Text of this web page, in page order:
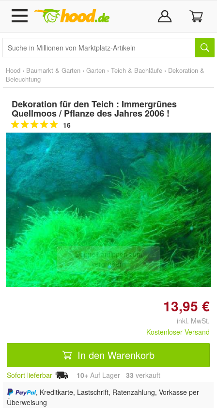
Hood › Baumarkt & Garten › Garten › Teich & Bachläufe › Dekoration &
Beleuchtung
Dekoration für den Teich : Immergrünes
Quellmoos / Pflanze des Jahres 2006 !
16
Doppelt antippen zum
vergrößern
13,95 €
inkl. MwSt.
Kostenloser Versand
In den Warenkorb
Sofort lieferbar 10+ Auf Lager 33 verkauft
, Kreditkarte, Lastschrift, Ratenzahlung, Vorkasse per
Überweisung